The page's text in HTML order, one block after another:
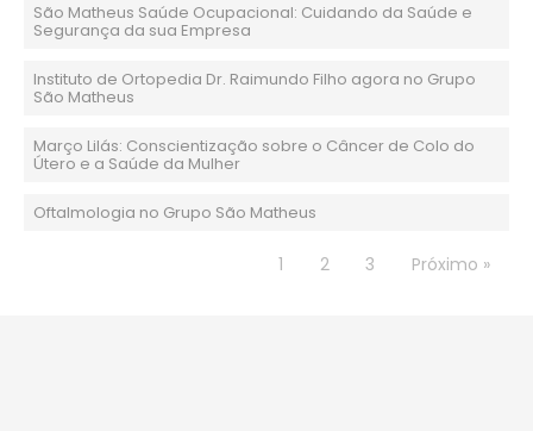
São Matheus Saúde Ocupacional: Cuidando da Saúde e
Segurança da sua Empresa
Instituto de Ortopedia Dr. Raimundo Filho agora no Grupo
São Matheus
Março Lilás: Conscientização sobre o Câncer de Colo do
Útero e a Saúde da Mulher
Oftalmologia no Grupo São Matheus
1 2 3 Próximo »